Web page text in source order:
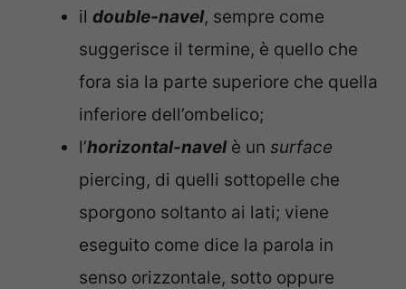
il double-navel, sempre come
suggerisce il termine, è quello che
fora sia la parte superiore che quella
inferiore dell’ombelico;
l’horizontal-navelè un surface
piercing, di quelli sottopelle che
sporgono soltanto ai lati; viene
eseguito come dice la parola in
senso orizzontale, sotto oppure